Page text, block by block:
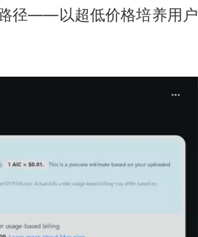
径——以超低价格培养用户